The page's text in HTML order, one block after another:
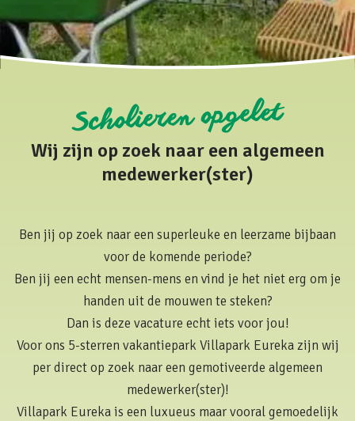
Scholieren opgelet
Wij zijn op zoek naar een algemeen
medewerker(ster)
Ben jij op zoek naar een superleuke en leerzame bijbaan
voor de komende periode?
Ben jij een echt mensen-mens en vind je het niet erg om je
handen uit de mouwen te steken?
Dan is deze vacature echt iets voor jou!
Voor ons 5-sterren vakantiepark Villapark Eureka zijn wij
per direct op zoek naar een gemotiveerde algemeen
medewerker(ster)!
Villapark Eureka is een luxueus maar vooral gemoedelijk